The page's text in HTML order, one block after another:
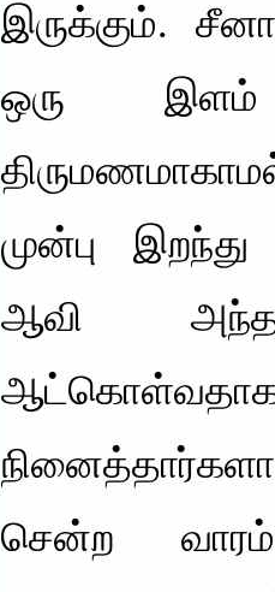
இருக்கும்.
ஒரு
முன்பு
ஆவி
சென்ற